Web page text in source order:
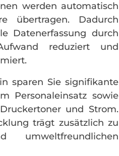
werden automatisch
übertragen. Dadurch
Datenerfassung durch
reduziert und
sparen Sie signifikante
Personaleinsatz sowie
und Strom.
trägt zusätzlich zu
umweltfreundlichen